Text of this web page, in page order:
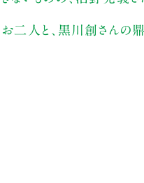
二人と、黒川創さんの鼎